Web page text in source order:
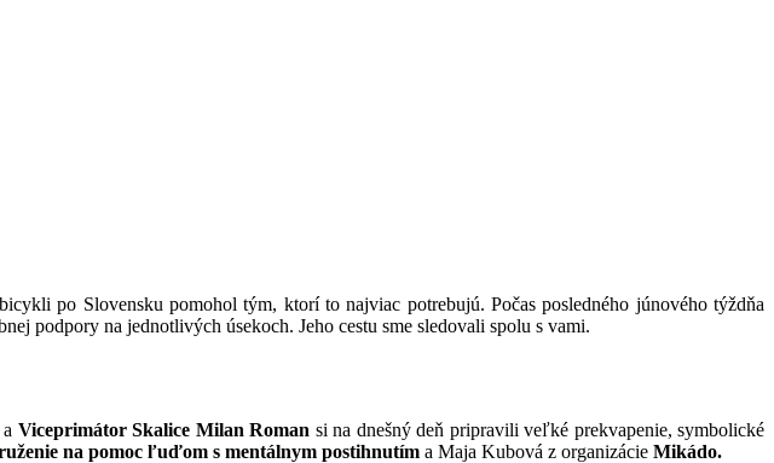
po Slovensku pomohol tým, ktorí to najviac potrebujú. Počas posledného júnového týždňa
podpory na jednotlivých úsekoch. Jeho cestu sme sledovali spolu s vami.
Viceprimátor Skalice Milan Roman si na dnešný deň pripravili veľké prekvapenie, symbolické
na pomoc ľuďom s mentálnym postihnutím a Maja Kubová z organizácie Mikádo.